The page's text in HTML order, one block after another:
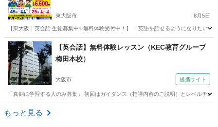
東大阪市 8月5日
【東大阪｜英会話 生徒募集中✨無料体験受付中！】 「英語を話せるようになりたい
大阪 東大阪市 旅行英語 無料
【英会話】無料体験レッスン（KEC教育グループ
梅田本校）
大阪市 提携サイト
「真剣に学習する人のみ募集」 初回はガイダンス（指導内容のご説明）とレベルチ
大阪 大阪市
もっと見る